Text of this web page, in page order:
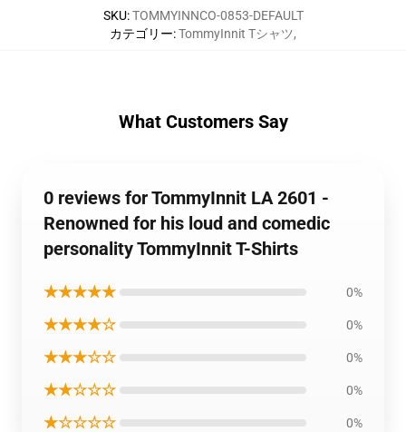
SKU:TOMMYINNCO-0853-DEFAULT
カテゴリー:TommyInnit Tシャツ,
What Customers Say
0 reviews for TommyInnit LA 2601 -
Renowned for his loud and comedic
personality TommyInnit T-Shirts
★★★★★ 0%
★★★★☆ 0%
★★★☆☆ 0%
★★☆☆☆ 0%
★☆☆☆☆ 0%